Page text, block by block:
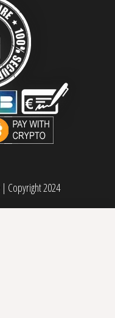
| Copyright 2024